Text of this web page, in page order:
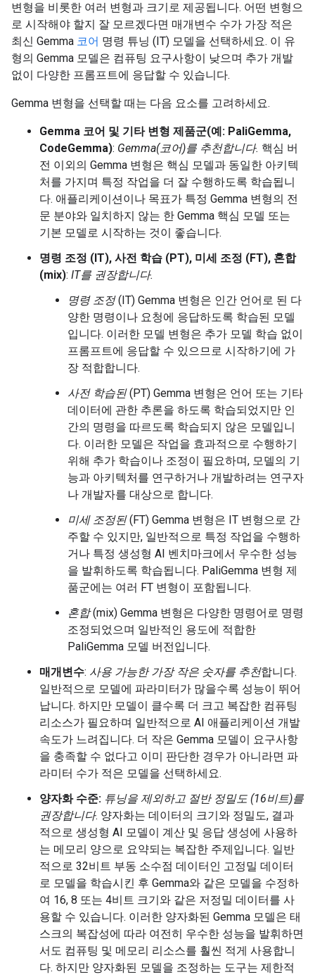
변형을 비롯한 여러 변형과 크기로 제공됩니다. 어떤 변형으
로 시작해야 할지 잘 모르겠다면 매개변수 수가 가장 적은
최신 Gemma 코어 명령 튜닝 (IT) 모델을 선택하세요. 이 유
형의 Gemma 모델은 컴퓨팅 요구사항이 낮으며 추가 개발
없이 다양한 프롬프트에 응답할 수 있습니다.
Gemma 변형을 선택할 때는 다음 요소를 고려하세요.
Gemma 코어 및 기타 변형 제품군(예: PaliGemma,
CodeGemma): Gemma(코어)를 추천합니다. 핵심 버
전 이외의 Gemma 변형은 핵심 모델과 동일한 아키텍
처를 가지며 특정 작업을 더 잘 수행하도록 학습됩니
다. 애플리케이션이나 목표가 특정 Gemma 변형의 전
문 분야와 일치하지 않는 한 Gemma 핵심 모델 또는
기본 모델로 시작하는 것이 좋습니다.
명령 조정 (IT), 사전 학습 (PT), 미세 조정 (FT), 혼합
(mix): IT를 권장합니다.
명령 조정(IT) Gemma 변형은 인간 언어로 된 다
양한 명령이나 요청에 응답하도록 학습된 모델
입니다. 이러한 모델 변형은 추가 모델 학습 없이
프롬프트에 응답할 수 있으므로 시작하기에 가
장 적합합니다.
사전 학습된(PT) Gemma 변형은 언어 또는 기타
데이터에 관한 추론을 하도록 학습되었지만 인
간의 명령을 따르도록 학습되지 않은 모델입니
다. 이러한 모델은 작업을 효과적으로 수행하기
위해 추가 학습이나 조정이 필요하며, 모델의 기
능과 아키텍처를 연구하거나 개발하려는 연구자
나 개발자를 대상으로 합니다.
미세 조정된(FT) Gemma 변형은 IT 변형으로 간
주할 수 있지만, 일반적으로 특정 작업을 수행하
거나 특정 생성형 AI 벤치마크에서 우수한 성능
을 발휘하도록 학습됩니다. PaliGemma 변형 제
품군에는 여러 FT 변형이 포함됩니다.
혼합(mix) Gemma 변형은 다양한 명령어로 명령
조정되었으며 일반적인 용도에 적합한
PaliGemma 모델 버전입니다.
매개변수: 사용 가능한 가장 작은 숫자를 추천합니다.
일반적으로 모델에 파라미터가 많을수록 성능이 뛰어
납니다. 하지만 모델이 클수록 더 크고 복잡한 컴퓨팅
리소스가 필요하며 일반적으로 AI 애플리케이션 개발
속도가 느려집니다. 더 작은 Gemma 모델이 요구사항
을 충족할 수 없다고 이미 판단한 경우가 아니라면 파
라미터 수가 적은 모델을 선택하세요.
양자화 수준: 튜닝을 제외하고 절반 정밀도 (16비트)를
권장합니다. 양자화는 데이터의 크기와 정밀도, 결과
적으로 생성형 AI 모델이 계산 및 응답 생성에 사용하
는 메모리 양으로 요약되는 복잡한 주제입니다. 일반
적으로 32비트 부동 소수점 데이터인 고정밀 데이터
로 모델을 학습시킨 후 Gemma와 같은 모델을 수정하
여 16, 8 또는 4비트 크기와 같은 저정밀 데이터를 사
용할 수 있습니다. 이러한 양자화된 Gemma 모델은 태
스크의 복잡성에 따라 여전히 우수한 성능을 발휘하면
서도 컴퓨팅 및 메모리 리소스를 훨씬 적게 사용합니
다. 하지만 양자화된 모델을 조정하는 도구는 제한적